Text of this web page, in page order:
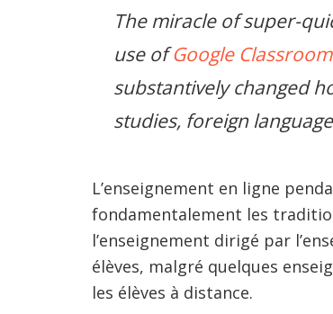
The miracle of super-
use ofGoogle Classroom
substantively changed
studies, foreign
L’enseignement en ligne
fondamentalement les
l’enseignement dirigé par
élèves, malgré quelques
les élèves à distance.